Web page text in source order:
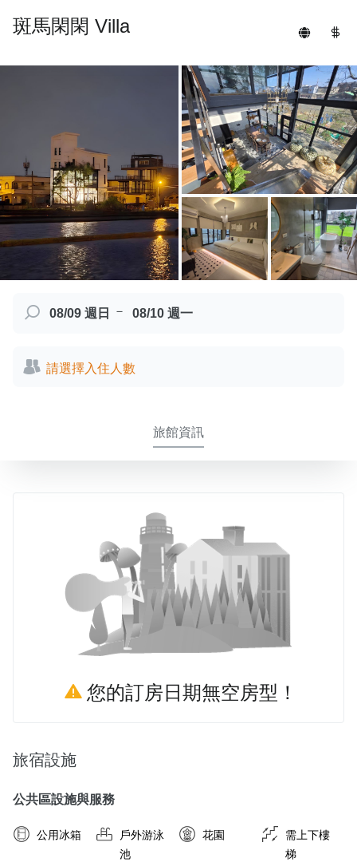
斑馬閑閑 Villa
08/09 週日 － 08/10 週一
請選擇入住人數
旅館資訊
您的訂房日期無空房型！
旅宿設施
公共區設施與服務
公用冰箱
戶外游泳
池
花園
需上下樓
梯